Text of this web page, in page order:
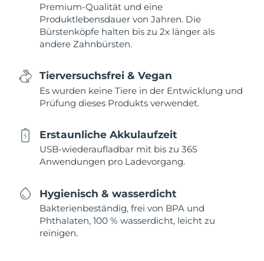
Premium-Qualität und eine
Produktlebensdauer von Jahren. Die
Bürstenköpfe halten bis zu 2x länger als
andere Zahnbürsten.
Tierversuchsfrei & Vegan
Es wurden keine Tiere in der Entwicklung und
Prüfung dieses Produkts verwendet.
Erstaunliche Akkulaufzeit
USB-wiederaufladbar mit bis zu 365
Anwendungen pro Ladevorgang.
Hygienisch & wasserdicht
Bakterienbeständig, frei von BPA und
Phthalaten, 100 % wasserdicht, leicht zu
reinigen.